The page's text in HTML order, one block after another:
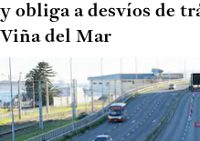
y obliga a desvíos de
Viña del Mar